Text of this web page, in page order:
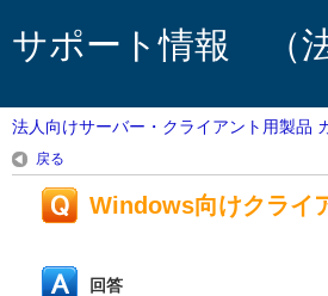
サポート情報 （
法人向けサーバー・クライアント用製品
戻る
Windows向けクライ
回答